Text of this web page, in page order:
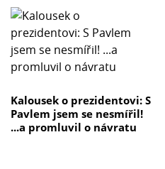
Kalousek o prezidentovi: S
Pavlem jsem se nesmířil!
...a promluvil o návratu